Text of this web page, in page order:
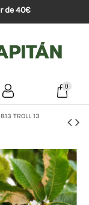
de 40€
0
TROLL 13